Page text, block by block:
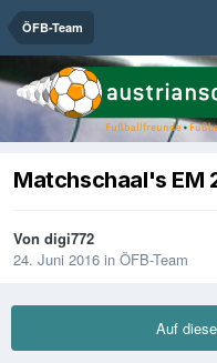
ÖFB-Team
Matchschaal's EM
Von digi772
24. Juni 2016 in ÖFB-Team
Auf